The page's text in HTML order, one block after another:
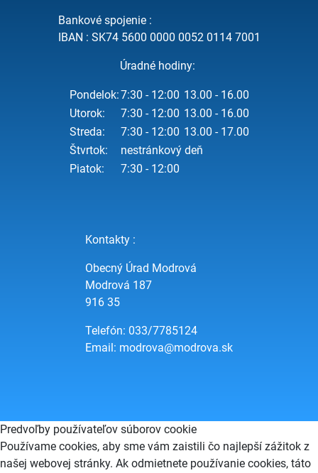
Bankové spojenie :
IBAN : SK74 5600 0000 0052 0114 7001
Úradné hodiny:
Pondelok:7:30 - 12:00 13.00 - 16.00
Utorok:
7:30 - 12:00 13.00 - 16.00
Streda:
7:30 - 12:00 13.00 - 17.00
Štvrtok:
nestránkový deň
Piatok:
7:30 - 12:00
Kontakty :
Obecný Úrad Modrová
Modrová 187
916 35
Telefón: 033/7785124
Email: modrova@modrova.sk
Predvoľby používateľov súborov cookie
Používame cookies, aby sme vám zaistili čo najlepší zážitok z
našej webovej stránky. Ak odmietnete používanie cookies, táto